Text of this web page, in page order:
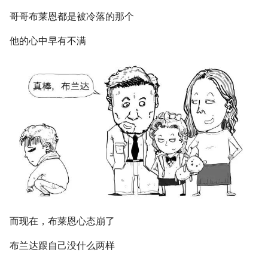
哥哥布莱恩都是被冷落的那个
他的心中早有不满
而现在，布莱恩心态崩了
布兰达跟自己没什么两样